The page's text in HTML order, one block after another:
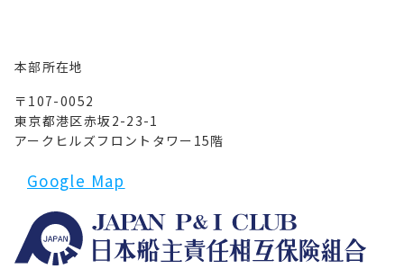
本部所在地
〒107-0052
東京都港区赤坂2-23-1
アークヒルズフロントタワー15階
Google Map